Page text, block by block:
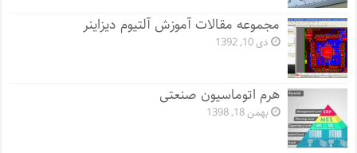
مجموعه مقالات آموزش آلتیوم دیزاینر
دی 10, 1392
هرم اتوماسیون صنعتی
بهمن 18, 1398